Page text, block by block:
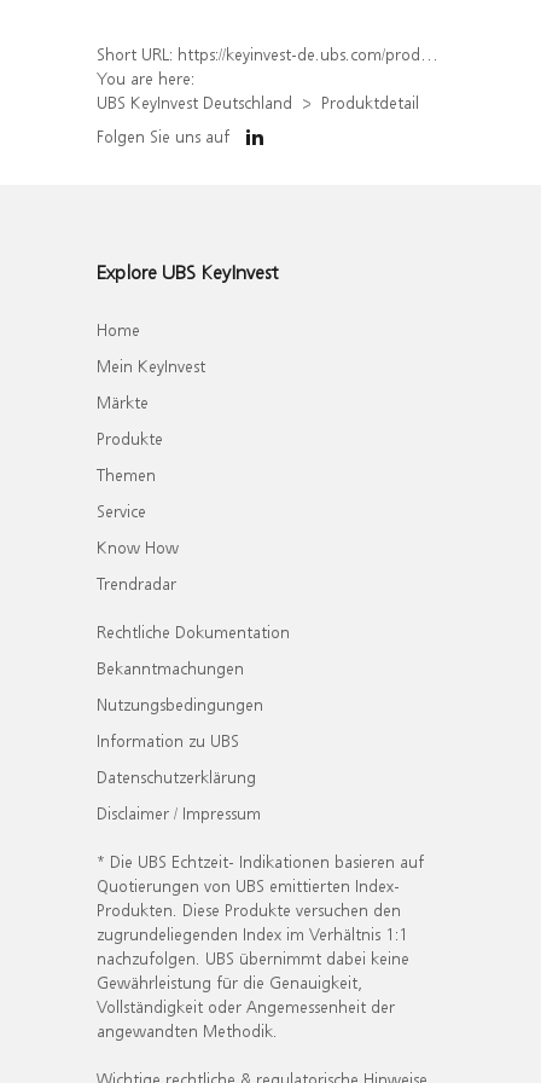
Short URL: https://keyinvest-de.ubs.com/produkt/detail/index/isin/DE000WA4UNT4
You are here:
UBS KeyInvest Deutschland
Produktdetail
Folgen Sie uns auf
Explore UBS KeyInvest
Home
Mein KeyInvest
Märkte
Produkte
Themen
Service
Know How
Trendradar
Rechtliche Dokumentation
Bekanntmachungen
Nutzungsbedingungen
Information zu UBS
Datenschutzerklärung
Disclaimer / Impressum
* Die UBS Echtzeit- Indikationen basieren auf
Quotierungen von UBS emittierten Index-
Produkten. Diese Produkte versuchen den
zugrundeliegenden Index im Verhältnis 1:1
nachzufolgen. UBS übernimmt dabei keine
Gewährleistung für die Genauigkeit,
Vollständigkeit oder Angemessenheit der
angewandten Methodik.